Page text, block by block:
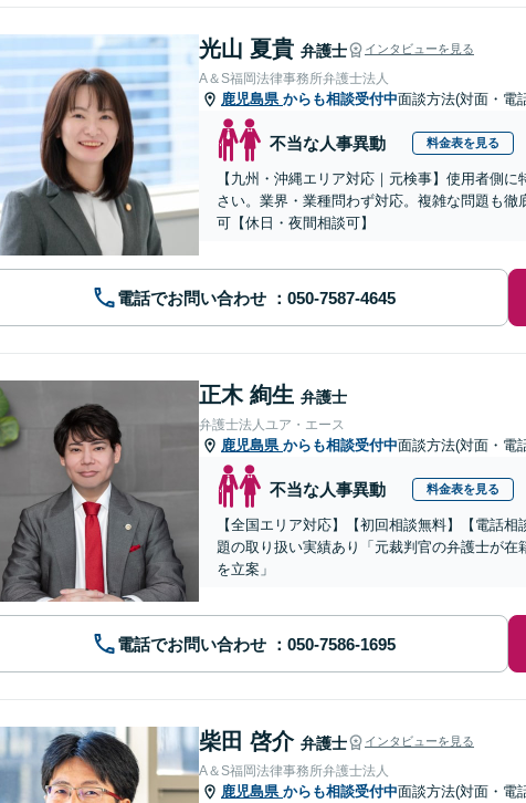
光山 夏貴 弁護士 インタビューを見る
A＆S福岡法律事務所弁護士法人
鹿児島県 からも相談受付中面談方法(対面・電
不当な人事異動 料金表を見る
【九州・沖縄エリア対応｜元検事】使用者側
さい。業界・業種問わず対応。複雑な問題も
可【休日・夜間相談可】
電話でお問い合わせ
正木 絢生 弁護士
弁護士法人ユア・エース
鹿児島県 からも相談受付中面談方法(対面・電
不当な人事異動 料金表を見る
【全国エリア対応】【初回相談無料】【電話
題の取り扱い実績あり「元裁判官の弁護士が
を立案」
電話でお問い合わせ
柴田 啓介 弁護士 インタビューを見る
A＆S福岡法律事務所弁護士法人
鹿児島県 からも相談受付中面談方法(対面・電